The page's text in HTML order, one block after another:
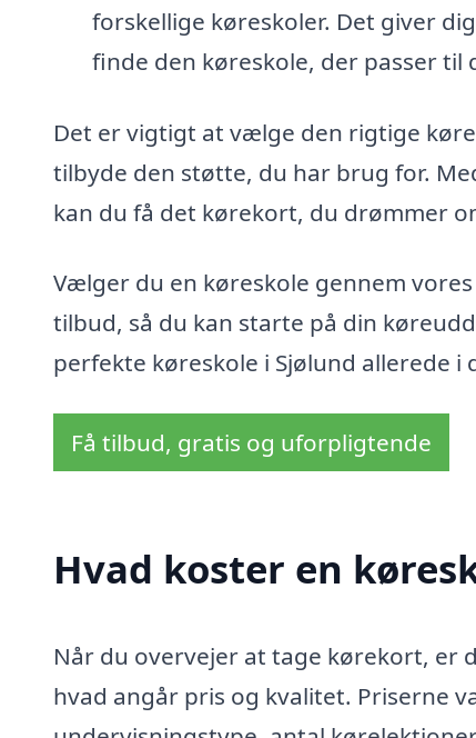
forskellige køreskoler. Det giver
finde den køreskole, der passer til
Det er vigtigt at vælge den rigtige
tilbyde den støtte, du har brug for.
kan du få det kørekort, du drømmer
Vælger du en køreskole gennem
tilbud, så du kan starte på din
perfekte køreskole i Sjølund allerede i
Få tilbud, gratis og uforpligtende
Hvad koster en
Når du overvejer at tage kørekort, er
hvad angår pris og kvalitet. Priserne